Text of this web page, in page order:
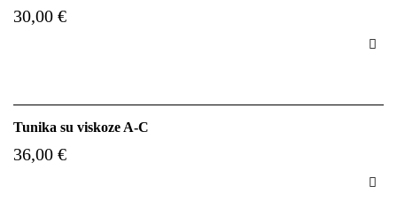
30,00 €

Tunika su viskoze A-C
36,00 €
